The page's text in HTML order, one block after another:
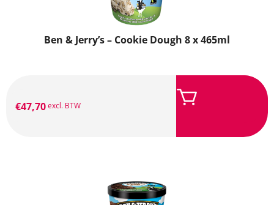
Ben & Jerry’s – Cookie Dough 8 x 465ml
€47,70 excl. BTW